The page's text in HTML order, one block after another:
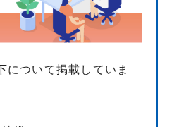
について掲載していま